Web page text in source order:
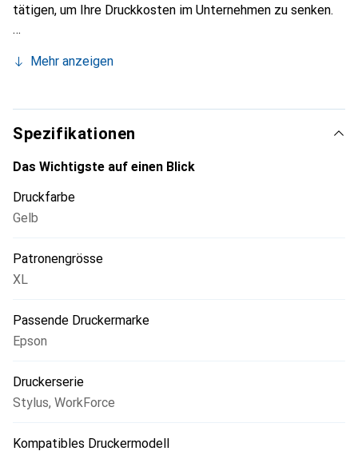
tätigen, um Ihre Druckkosten im Unternehmen zu senken.
Mehr anzeigen
Spezifikationen
Das Wichtigste auf einen Blick
Druckfarbe
Gelb
Patronengrösse
XL
Passende Druckermarke
Epson
Druckerserie
Stylus, WorkForce
Kompatibles Druckermodell